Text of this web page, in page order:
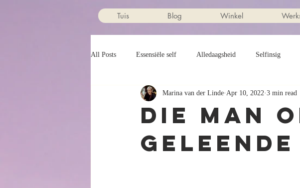
Tuis Blog Winkel
All Posts Essensiële self Alledaagsheid Selfinsig
Verantwoordelikheid Gedigte Invloed
Perspektief Vertroue Roeping
Die Man
Marina van der Linde Apr 10, 2022 3 min read